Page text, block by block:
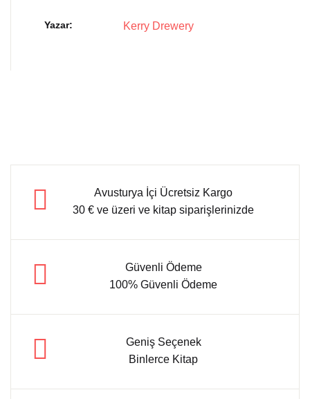
Yazar Kerry Drewery
Avusturya İçi Ücretsiz Kargo
30 € ve üzeri ve kitap siparişlerinizde
Güvenli Ödeme
100% Güvenli Ödeme
Geniş Seçenek
Binlerce Kitap